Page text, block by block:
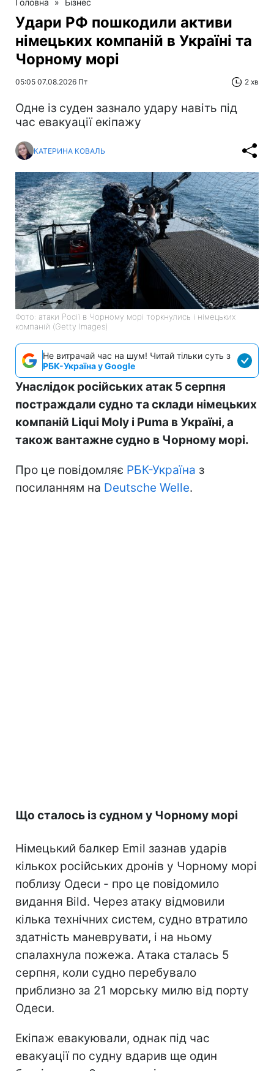
Головна » Бізнес
Удари РФ пошкодили активи
німецьких компаній в Україні та
Чорному морі
05:05 07.08.2026 Пт 2 хв
Одне із суден зазнало удару навіть під
час евакуації екіпажу
КАТЕРИНА КОВАЛЬ
Фото: атаки Росії в Чорному морі торкнулись і німецьких
компаній (Getty Images)
Не витрачай час на шум! Читай тільки суть з
РБК-Україна у Google
Унаслідок російських атак 5 серпня
постраждали судно та склади німецьких
компаній Liqui Moly і Puma в Україні, а
також вантажне судно в Чорному морі.
Про це повідомляє РБК-Україна з
посиланням на Deutsche Welle.
Що сталось із судном у Чорному морі
Німецький балкер Emil зазнав ударів
кількох російських дронів у Чорному морі
поблизу Одеси - про це повідомило
видання Bild. Через атаку відмовили
кілька технічних систем, судно втратило
здатність маневрувати, і на ньому
спалахнула пожежа. Атака сталась 5
серпня, коли судно перебувало
приблизно за 21 морську милю від порту
Одеси.
Екіпаж евакуювали, однак під час
евакуації по судну вдарив ще один